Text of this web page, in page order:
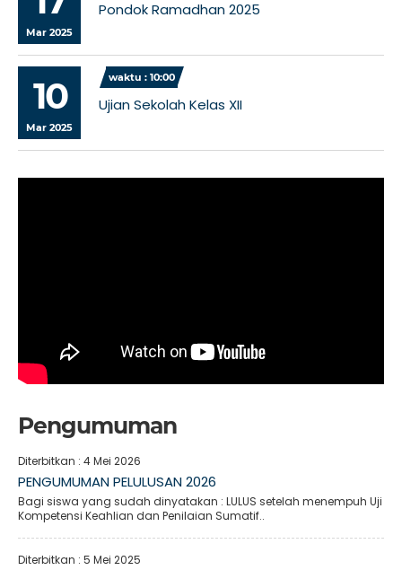
Mar 2025
Pondok Ramadhan 2025
10
Mar 2025
waktu : 10:00
Ujian Sekolah Kelas XII
Pengumuman
Diterbitkan : 4 Mei 2026
PENGUMUMAN PELULUSAN 2026
Bagi siswa yang sudah dinyatakan : LULUS setelah menempuh Uji
Kompetensi Keahlian dan Penilaian Sumatif..
Diterbitkan : 5 Mei 2025